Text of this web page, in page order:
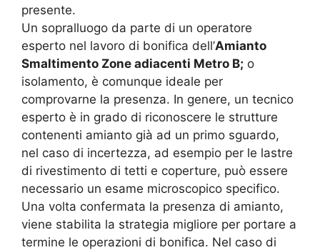
presente.
Un sopralluogo da parte di un operatore
esperto nel lavoro di bonifica dell’Amianto
Smaltimento Zone adiacenti Metro B; o
isolamento, è comunque ideale per
comprovarne la presenza. In genere, un tecnico
esperto è in grado di riconoscere le strutture
contenenti amianto già ad un primo sguardo,
nel caso di incertezza, ad esempio per le lastre
di rivestimento di tetti e coperture, può essere
necessario un esame microscopico specifico.
Una volta confermata la presenza di amianto,
viene stabilita la strategia migliore per portare a
termine le operazioni di bonifica. Nel caso di